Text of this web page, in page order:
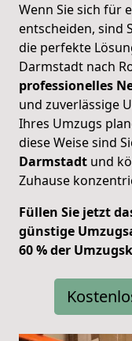
Wenn Sie sich für
entscheiden, sind
die perfekte
Darmstadt nach
professionelles
und zuverlässige
Ihres Umzugs
diese Weise sind
Darmstadt und
Zuhause
Füllen Sie jetzt
günstige
60 % der